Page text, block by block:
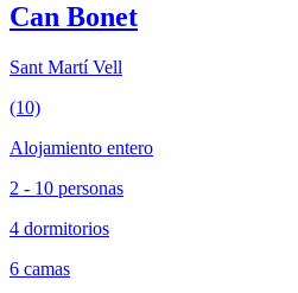
Can Bonet
Sant Martí Vell
(10)
Alojamiento entero
2 - 10 personas
4 dormitorios
6 camas